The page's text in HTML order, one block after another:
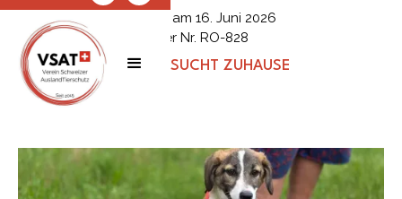
SPENDEN
SHOP
Erfasst am 16. Juni 2026
Tier Nr. RO-828
STATUS: SUCHT ZUHAUSE